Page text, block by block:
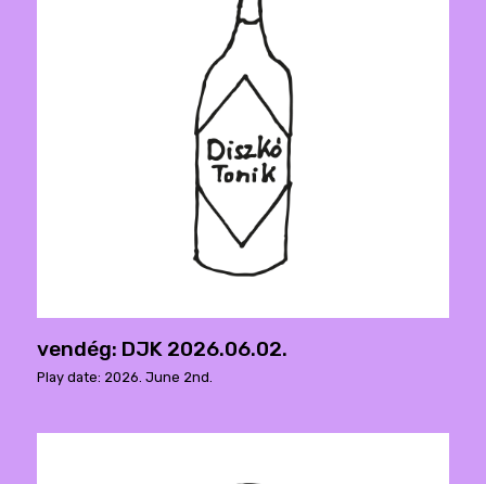
vendég: DJK 2026.06.02.
Play date: 2026. June 2nd.